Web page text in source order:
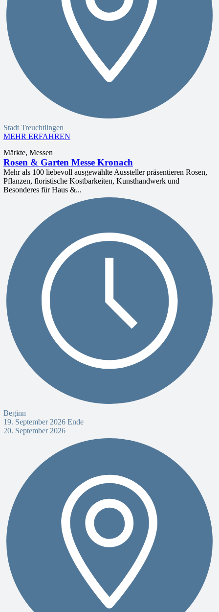
Stadt Treuchtlingen
MEHR ERFAHREN
Märkte, Messen
Rosen & Garten Messe Kronach
Mehr als 100 liebevoll ausgewählte Aussteller präsentieren Rosen,
Pflanzen, floristische Kostbarkeiten, Kunsthandwerk und
Besonderes für Haus &...
Beginn
19. September 2026 Ende
20. September 2026